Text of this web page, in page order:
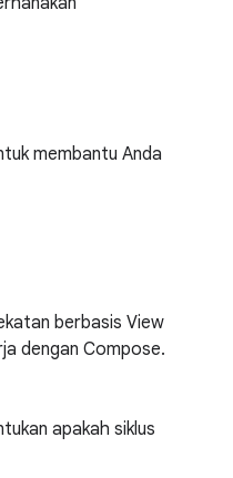
membantu Anda
berbasis View
dengan Compose.
apakah siklus